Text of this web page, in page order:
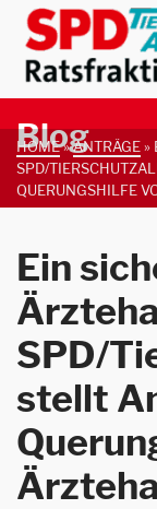
Blog
HOME»ANTRÄGE»
SPD/
QUERUNGSHILFE
Ein
SPD/
stellt